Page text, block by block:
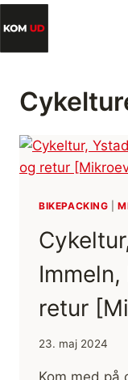
Fortsæt
til
indhold
BIKEPACKING |
retur
23. maj 2024